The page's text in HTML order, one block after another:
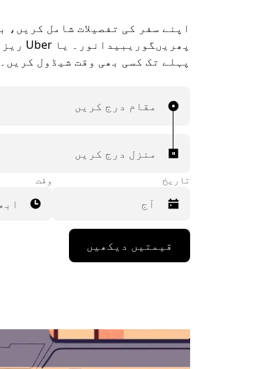
اپنے سفر کی تفصیلات شامل کریں،
پہلے تک کسی بھی وقت شیڈول کریں۔
مقام درج کریں
منزل درج کریں
تاریخ
Press
down
the
calendar
وقت
قیمتیں دیکھیں